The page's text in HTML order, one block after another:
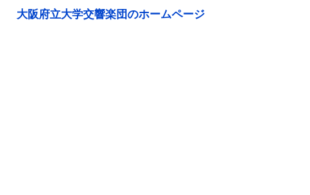
大阪府立大学交響楽団のホームページ